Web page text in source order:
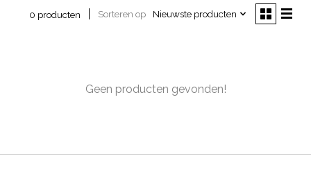
0 producten Sorteren op Nieuwste producten
Geen producten gevonden!